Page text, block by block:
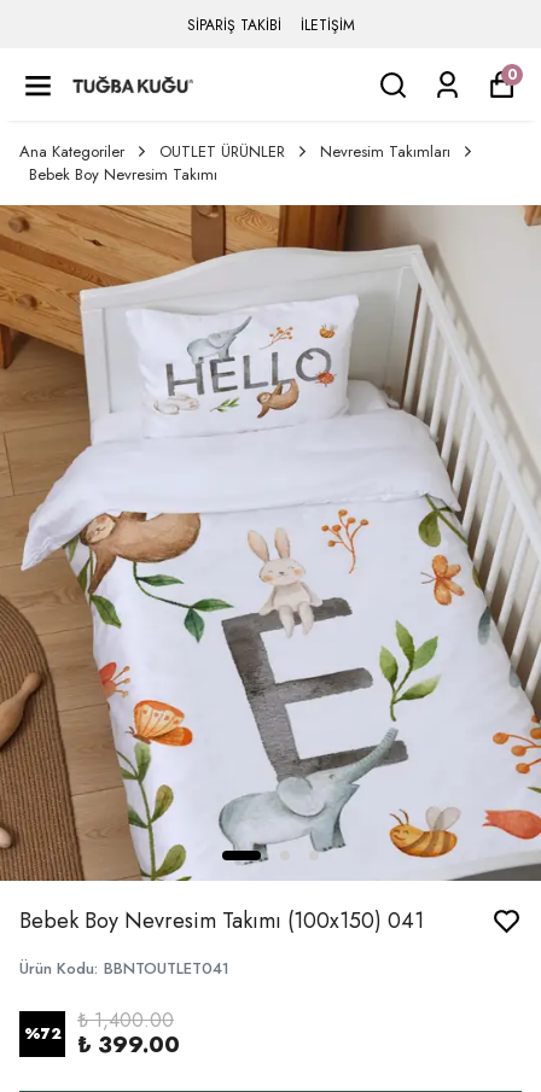
SİPARİŞ TAKİBİ İLETİŞİM
0
Ana Kategoriler OUTLET ÜRÜNLER
Nevresim Takımları
Bebek Boy Nevresim Takımı
Bebek Boy Nevresim Takımı (100x150) 041
Ürün Kodu: BBNTOUTLET041
%72 ₺ 1,400.00
₺ 399.00